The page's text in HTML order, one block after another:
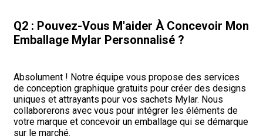
Q2 : Pouvez-Vous M'aider À Concevoir Mon
Emballage Mylar Personnalisé ?
Absolument ! Notre équipe vous propose des services
de conception graphique gratuits pour créer des designs
uniques et attrayants pour vos sachets Mylar. Nous
collaborerons avec vous pour intégrer les éléments de
votre marque et concevoir un emballage qui se démarque
sur le marché.